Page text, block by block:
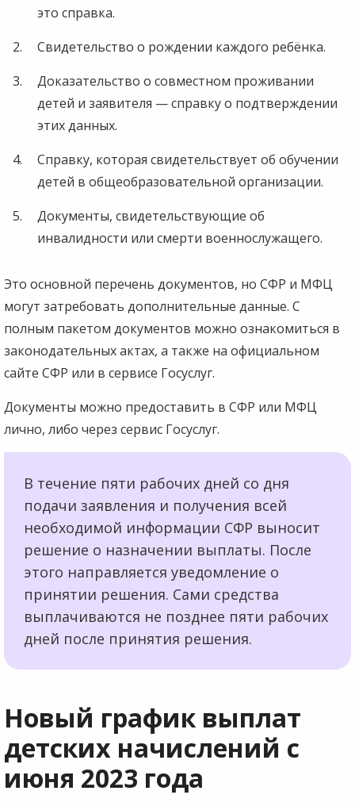
это справка.
Свидетельство о рождении каждого ребёнка.
Доказательство о совместном проживании
детей и заявителя — справку о подтверждении
этих данных.
Справку, которая свидетельствует об обучении
детей в общеобразовательной организации.
Документы, свидетельствующие об
инвалидности или смерти военнослужащего.
Это основной перечень документов, но СФР и МФЦ
могут затребовать дополнительные данные. С
полным пакетом документов можно ознакомиться в
законодательных актах, а также на официальном
сайте СФР или в сервисе Госуслуг.
Документы можно предоставить в СФР или МФЦ
лично, либо через сервис Госуслуг.
В течение пяти рабочих дней со дня
подачи заявления и получения всей
необходимой информации СФР выносит
решение о назначении выплаты. После
этого направляется уведомление о
принятии решения. Сами средства
выплачиваются не позднее пяти рабочих
дней после принятия решения.
Новый график выплат
детских начислений с
июня 2023 года